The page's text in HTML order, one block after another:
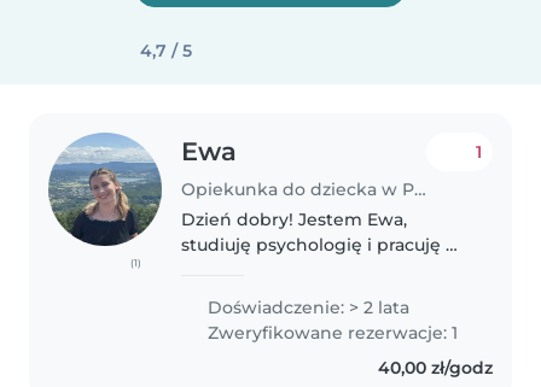
4,7 / 5
(1)
Ewa
Opiekunka do dziecka w Poznań
1
Dzień dobry! Jestem Ewa,
studiuję psychologię i pracuję w
nauczyciel wspomagający.
Wspieram dzieci w spektrum
autyzmu i z różnymi wyzwaniami
Doświadczenie: > 2 lata
Zweryfikowane rezerwacje: 1
40,00 zł/godz